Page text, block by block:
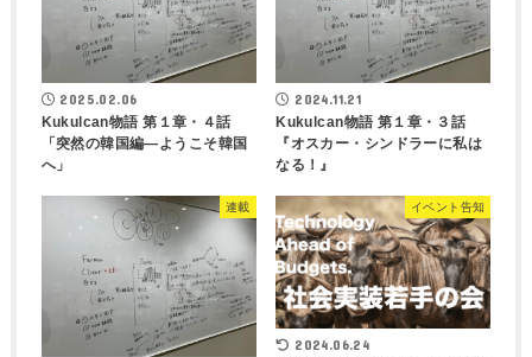
2025.02.06
Kukulcan物語 第１章・４話
「突然の韓国編―ようこそ韓国
へ」
2024.11.21
Kukulcan物語 第１章・３話
『オスカー・シンドラーに私は
なる！』
連載 イベント告知
2024.06.24